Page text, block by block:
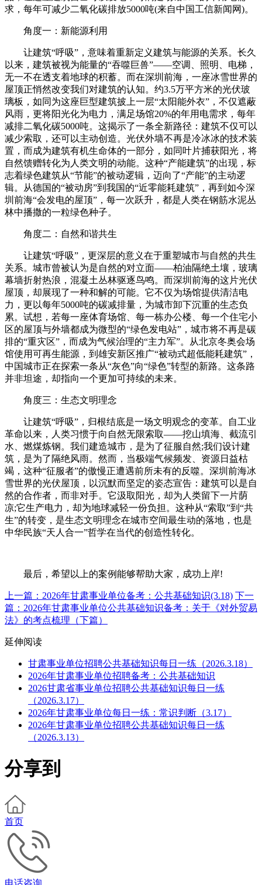
求，每年可减少二氧化碳排放5000吨(来自中国工信新闻网)。
角度一：新能源利用
让建筑“呼吸”，意味着重新定义建筑与能源的关系。长久
以来，建筑被视为能量的“吞噬巨兽”——空调、照明、电梯，
无一不在透支着地球的积蓄。而在深圳前海，一座冰雪世界的
屋顶正悄然改变我们对建筑的认知。约3.5万平方米的光伏玻
璃板，如同为这座巨型建筑披上一层“太阳能外衣”，不仅遮蔽
风雨，更将阳光化为电力，满足场馆20%的年用电需求，每年
减排二氧化碳5000吨。这揭示了一条全新路径：建筑不仅可以
减少索取，还可以主动创造。光伏外墙不再是冷冰冰的技术装
置，而成为建筑有机生命体的一部分，如同叶片捕获阳光，将
自然馈赠转化为人类文明的动能。这种“产能建筑”的出现，标
志着绿色建筑从“节能”的被动逻辑，迈向了“产能”的主动逻
辑。从德国的“被动房”到我国的“近零能耗建筑”，再到如今深
圳前海“会发电的屋顶”，每一次跃升，都是人类在钢筋水泥丛
林中播撒的一粒绿色种子。
角度二：自然和谐共生
让建筑“呼吸”，更深层的意义在于重塑城市与自然的共生
关系。城市曾被认为是自然的对立面——柏油隔绝土壤，玻璃
幕墙折射热浪，混凝土丛林驱逐鸟鸣。而深圳前海的这片光伏
屋顶，却展现了一种和解的可能。它不仅为场馆提供清洁电
力，更以每年5000吨的碳减排量，为城市卸下沉重的生态负
累。试想，若每一座体育场馆、每一栋办公楼、每一个住宅小
区的屋顶与外墙都成为微型的“绿色发电站”，城市将不再是碳
排的“重灾区”，而成为气候治理的“主力军”。从北京冬奥会场
馆使用可再生能源，到雄安新区推广“被动式超低能耗建筑”，
中国城市正在探索一条从“灰色”向“绿色”转型的新路。这条路
并非坦途，却指向一个更加可持续的未来。
角度三：生态文明理念
让建筑“呼吸”，归根结底是一场文明观念的变革。自工业
革命以来，人类习惯于向自然无限索取——挖山填海、截流引
水、燃煤炼钢。我们建造城市，是为了征服自然;我们设计建
筑，是为了隔绝风雨。然而，当极端气候频发、资源日益枯
竭，这种“征服者”的傲慢正遭遇前所未有的反噬。深圳前海冰
雪世界的光伏屋顶，以沉默而坚定的姿态宣告：建筑可以是自
然的合作者，而非对手。它汲取阳光，却为人类留下一片荫
凉;它生产电力，却为地球减轻一份负担。这种从“索取”到“共
生”的转变，是生态文明理念在城市空间最生动的落地，也是
中华民族“天人合一”哲学在当代的创造性转化。
最后，希望以上的案例能够帮助大家，成功上岸!
上一篇：2026年甘肃事业单位备考：公共基础知识(3.18) 下一
篇：2026年甘肃事业单位公共基础知识备考：关于《对外贸易
法》的考点梳理（下篇）
延伸阅读
甘肃事业单位招聘公共基础知识每日一练（2026.3.18）
2026年甘肃事业单位招聘备考：公共基础知识
2026甘肃省事业单位招聘公共基础知识每日一练
（2026.3.17）
2026年甘肃事业单位每日一练：常识判断（3.17）
2026年甘肃事业单位招聘公共基础知识每日一练
（2026.3.13）
分享到
首页
电话咨询